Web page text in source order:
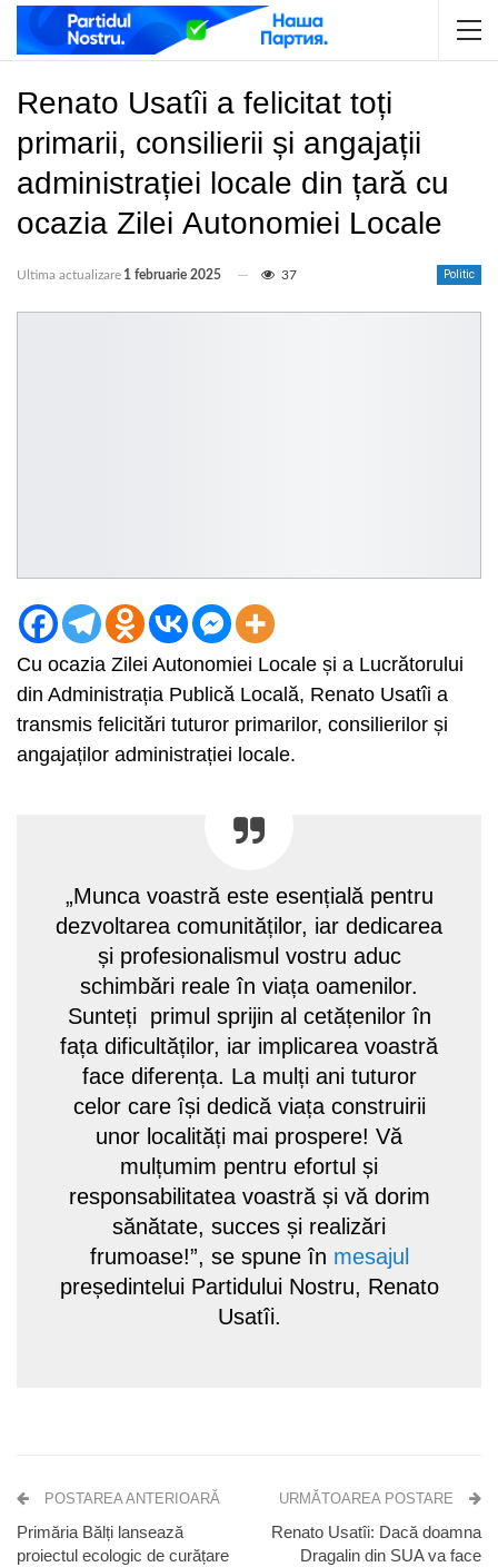
Renato Usatîi a felicitat toți
primarii, consilierii și angajații
administrației locale din țară cu
ocazia Zilei Autonomiei Locale
Politic
Ultima actualizare 1 februarie 2025 37
Cu ocazia Zilei Autonomiei Locale și a Lucrătorului
din Administrația Publică Locală, Renato Usatîi a
transmis felicitări tuturor primarilor, consilierilor și
angajaților administrației locale.
„Munca voastră este esențială pentru
dezvoltarea comunităților, iar dedicarea
și profesionalismul vostru aduc
schimbări reale în viața oamenilor.
Sunteți primul sprijin al cetățenilor în
fața dificultăților, iar implicarea voastră
face diferența. La mulți ani tuturor
celor care își dedică viața construirii
unor localități mai prospere! Vă
mulțumim pentru efortul și
responsabilitatea voastră și vă dorim
sănătate, succes și realizări
frumoase!”, se spune în mesajul
președintelui Partidului Nostru, Renato
Usatîi.
POSTAREA ANTERIOARĂ
Primăria Bălți lansează
proiectul ecologic de curățare
URMĂTOAREA POSTARE
Renato Usatîi: Dacă doamna
Dragalin din SUA va face